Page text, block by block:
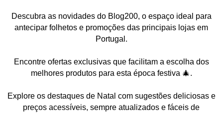
Descubra as novidades do Blog200, o espaço ideal para
antecipar folhetos e promoções das principais lojas em
Portugal.
Encontre ofertas exclusivas que facilitam a escolha dos
melhores produtos para esta época festiva 🎄.
Explore os destaques de Natal com sugestões deliciosas e
preços acessíveis, sempre atualizados e fáceis de